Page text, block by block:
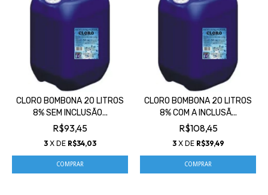
CLORO BOMBONA 20 LITROS
8% SEM INCLUSÃO...
R$93,45
3 X DE R$34,03
CLORO BOMBONA 20 LITROS
8% COM A INCLUSÃ...
R$108,45
3 X DE R$39,49